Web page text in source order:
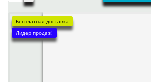
Бесплатная доставка
Лидер продаж!